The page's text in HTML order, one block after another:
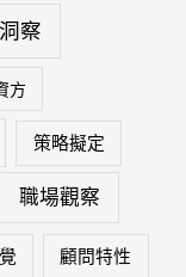
察
方
策略擬定
職場觀察
顧問特性